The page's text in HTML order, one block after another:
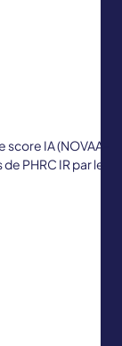
IA (NOVAA-
PHRC IR par le